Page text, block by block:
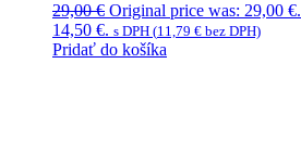
29,00€ Original price was: 29,00 €.
14,50 €. s DPH (11,79 € bez DPH)
Pridať do košíka